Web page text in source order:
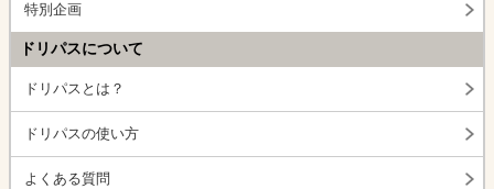
特別企画
ドリパスについて
ドリパスとは？
ドリパスの使い方
よくある質問